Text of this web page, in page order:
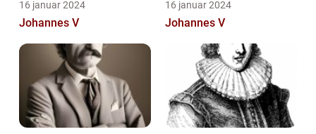
16 januar 2024
Johannes V
16 januar 2024
Johannes V